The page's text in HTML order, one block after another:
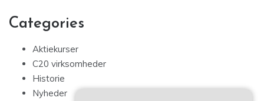
Categories
Aktiekurser
C20 virksomheder
Historie
Nyheder